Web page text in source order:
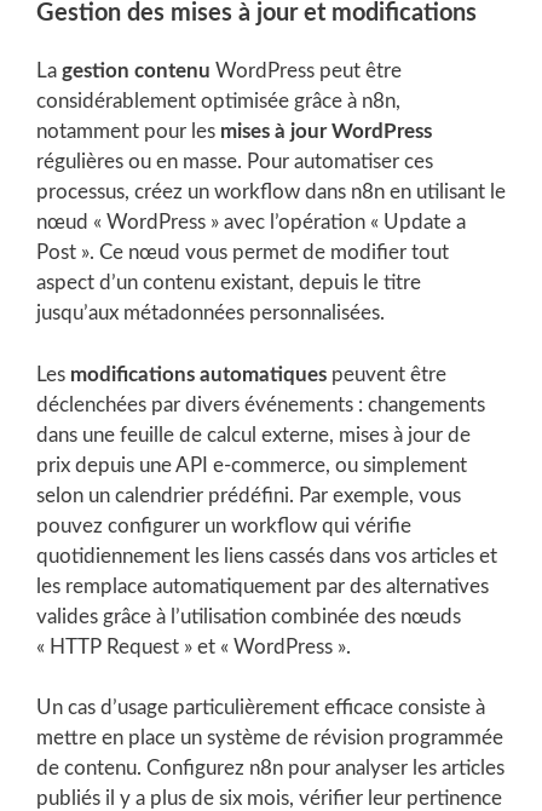
Gestion des mises à jour et modifications
La gestion contenu WordPress peut être
considérablement optimisée grâce à n8n,
notamment pour les mises à jour WordPress
régulières ou en masse. Pour automatiser ces
processus, créez un workflow dans n8n en utilisant le
nœud « WordPress » avec l’opération « Update a
Post ». Ce nœud vous permet de modifier tout
aspect d’un contenu existant, depuis le titre
jusqu’aux métadonnées personnalisées.
Les modifications automatiques peuvent être
déclenchées par divers événements : changements
dans une feuille de calcul externe, mises à jour de
prix depuis une API e-commerce, ou simplement
selon un calendrier prédéfini. Par exemple, vous
pouvez configurer un workflow qui vérifie
quotidiennement les liens cassés dans vos articles et
les remplace automatiquement par des alternatives
valides grâce à l’utilisation combinée des nœuds
« HTTP Request » et « WordPress ».
Un cas d’usage particulièrement efficace consiste à
mettre en place un système de révision programmée
de contenu. Configurez n8n pour analyser les articles
publiés il y a plus de six mois, vérifier leur pertinence